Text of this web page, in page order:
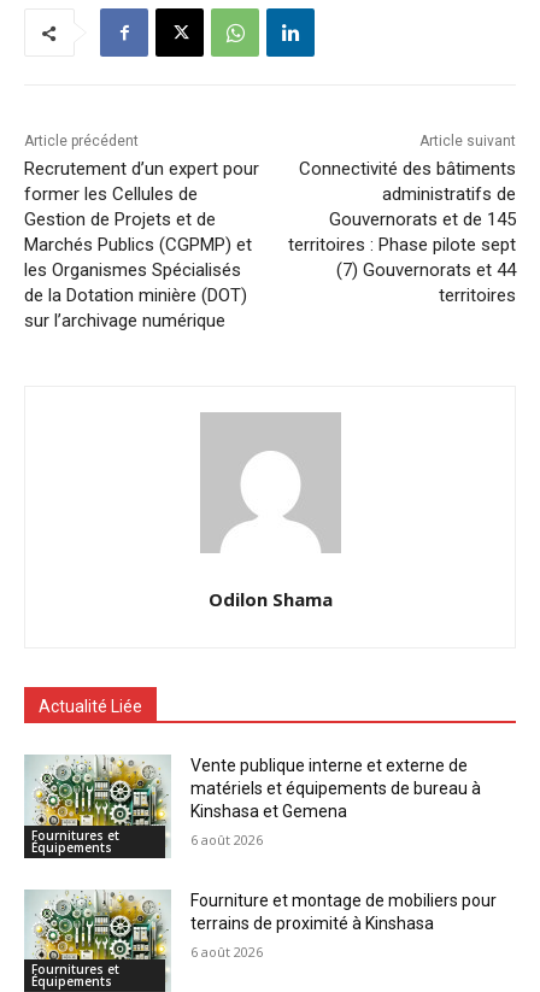
Article précédent
Recrutement d’un expert pour
former les Cellules de
Gestion de Projets et de
Marchés Publics (CGPMP) et
les Organismes Spécialisés
de la Dotation minière (DOT)
sur l’archivage numérique
Article suivant
Connectivité des bâtiments
administratifs de
Gouvernorats et de 145
territoires : Phase pilote sept
(7) Gouvernorats et 44
territoires
Odilon Shama
Actualité Liée
Fournitures et
Équipements
Vente publique interne et externe de
matériels et équipements de bureau à
Kinshasa et Gemena
6 août 2026
Fournitures et
Équipements
Fourniture et montage de mobiliers pour
terrains de proximité à Kinshasa
6 août 2026